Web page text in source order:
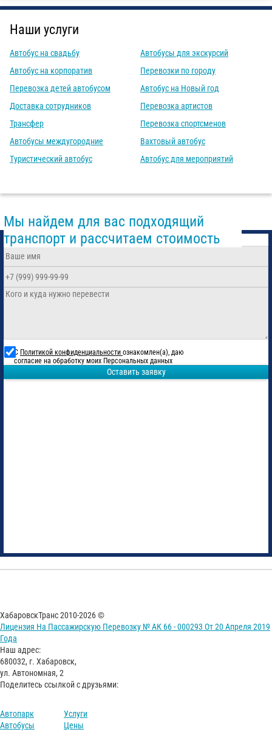
Наши услуги
Автобус на свадьбу
Автобус на корпоратив
Перевозка детей автобусом
Доставка сотрудников
Трансфер
Автобусы междугородние
Туристический автобус
Автобусы для экскурсий
Перевозки по городу
Автобус на Новый год
Перевозка артистов
Перевозка спортсменов
Вахтовый автобус
Автобус для мероприятий
Мы найдем для вас подходящий
транспорт и рассчитаем стоимость
С Политикой конфиденциальности ознакомлен(а), даю
согласие на обработку моих Персональных данных
Оставить заявку
ХабаровскТранс 2010-2026 ©
Лицензия На Пассажирскую Перевозку № АК 66 - 000293 От 20 Апреля 2019
Года
Наш адрес:
680032, г. Хабаровск,
ул. Автономная, 2
Поделитесь ссылкой с друзьями:
Автопарк
Автобусы
Услуги
Цены